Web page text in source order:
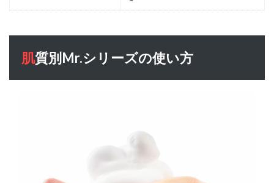
肌質別Mr.シリーズの使い方